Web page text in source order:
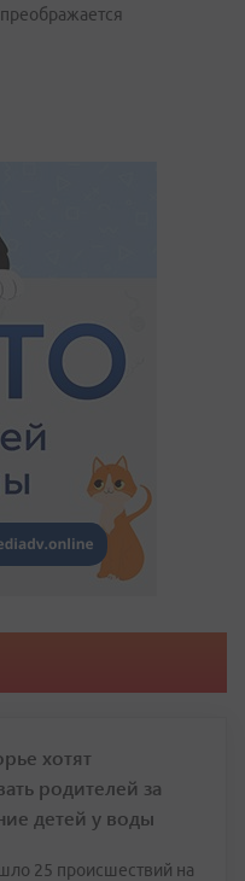
хотят
родителей за
детей у воды
25 происшествий на